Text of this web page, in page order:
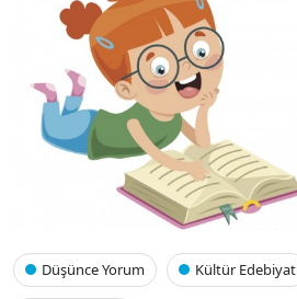
Düşünce Yorum Kültür Edebiyat